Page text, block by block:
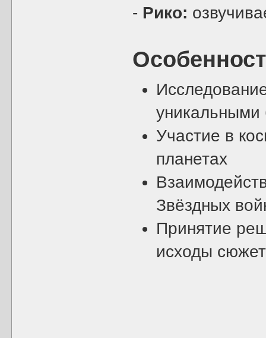
- Рико:
уникальными
Участие в
планетах
Звёздных
Принятие
исходы